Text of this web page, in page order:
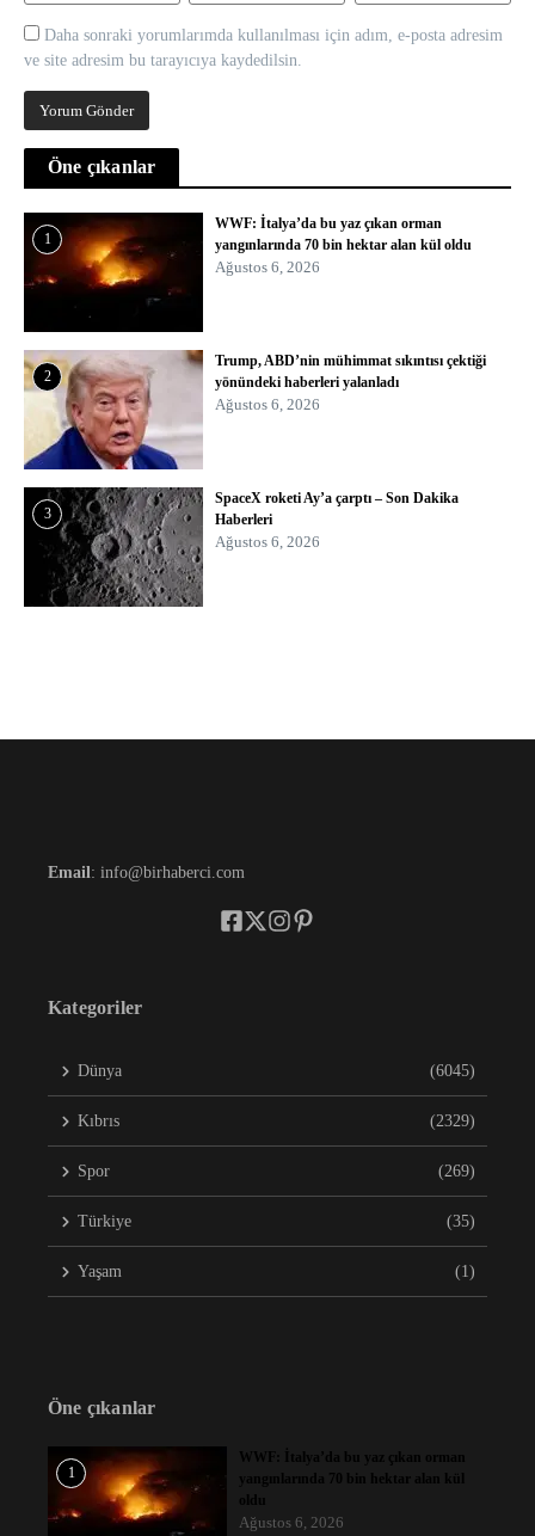
Daha sonraki yorumlarımda kullanılması için adım, e-posta adresim
ve site adresim bu tarayıcıya kaydedilsin.
Öne çıkanlar
1
WWF: İtalya’da bu yaz çıkan orman
yangınlarında 70 bin hektar alan kül oldu
Ağustos 6, 2026
2
Trump, ABD’nin mühimmat sıkıntısı çektiği
yönündeki haberleri yalanladı
Ağustos 6, 2026
3
SpaceX roketi Ay’a çarptı – Son Dakika
Haberleri
Ağustos 6, 2026
Email: info@birhaberci.com
Kategoriler
Dünya (6045)
Kıbrıs (2329)
Spor (269)
Türkiye (35)
Yaşam (1)
Öne çıkanlar
1
WWF: İtalya’da bu yaz çıkan orman
yangınlarında 70 bin hektar alan kül
oldu
Ağustos 6, 2026